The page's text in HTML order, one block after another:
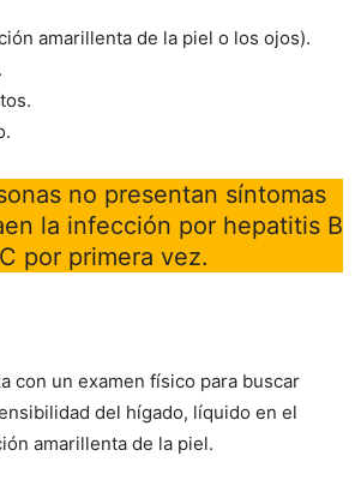
amarillenta de la piel o los ojos).
no presentan síntomas
la infección por hepatitis B
por primera vez.
con un examen físico para buscar
del hígado, líquido en el
amarillenta de la piel.